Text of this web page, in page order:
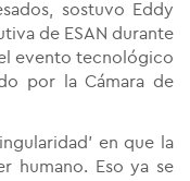
sostuvo Eddy
de ESAN durante
evento tecnológico
por la Cámara de
en que la
humano. Eso ya se